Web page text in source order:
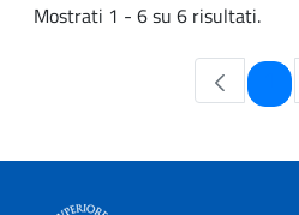
Mostrati 1 - 6 su 6 risultati.